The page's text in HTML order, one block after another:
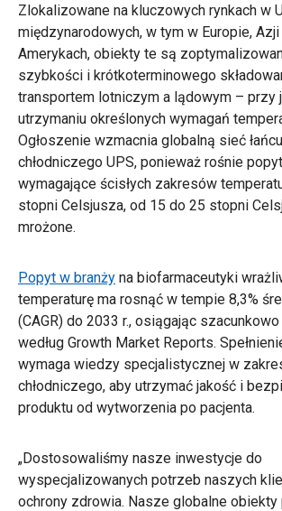
Zlokalizowane na kluczowych rynkach w
międzynarodowych, w tym w Europie,
Amerykach, obiekty te są
szybkości i krótkoterminowego
transportem lotniczym a lądowym – przy
utrzymaniu określonych wymagań
Ogłoszenie wzmacnia globalną sieć
chłodniczego UPS, ponieważ rośnie
wymagające ścisłych zakresów
stopni Celsjusza, od 15 do 25 stopni
mrożone.
Popyt w branży na biofarmaceutyki
temperaturę ma rosnąć w tempie 8,3%
(CAGR) do 2033 r., osiągając
według Growth Market Reports.
wymaga wiedzy specjalistycznej w
chłodniczego, aby utrzymać jakość i
produktu od wytworzenia po pacjenta.
„Dostosowaliśmy nasze inwestycje do
wyspecjalizowanych potrzeb naszych
ochrony zdrowia. Nasze globalne obiekty